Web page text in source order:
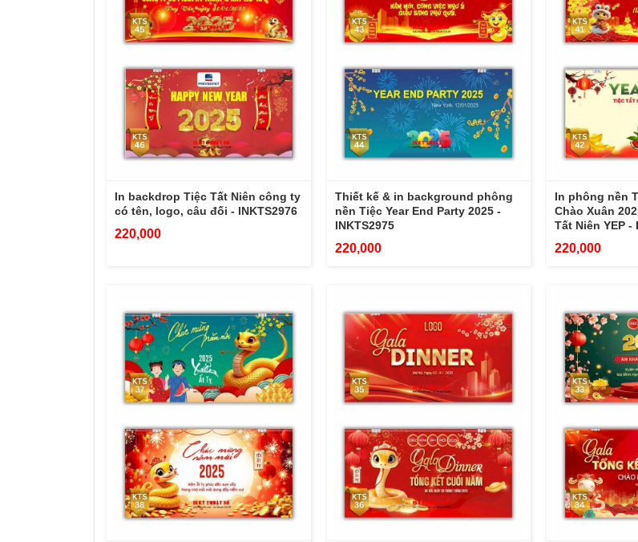
In backdrop Tiệc Tất Niên công ty
có tên, logo, câu đối - INKTS2976
220,000
Thiết kế & in background phông
nền Tiệc Year End Party 2025 -
INKTS2975
220,000
In phông nền
Chào Xuân
Tất Niên YEP -
220,000